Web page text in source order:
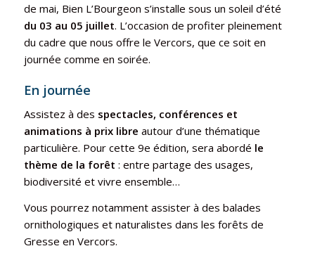
de mai, Bien L’Bourgeon s’installe sous un soleil d’été
du 03 au 05 juillet. L’occasion de profiter pleinement
du cadre que nous offre le Vercors, que ce soit en
journée comme en soirée.
En journée
Assistez à des spectacles, conférences et
animations à prix libre autour d’une thématique
particulière. Pour cette 9e édition, sera abordé le
thème de la forêt : entre partage des usages,
biodiversité et vivre ensemble…
Vous pourrez notamment assister à des balades
ornithologiques et naturalistes dans les forêts de
Gresse en Vercors.